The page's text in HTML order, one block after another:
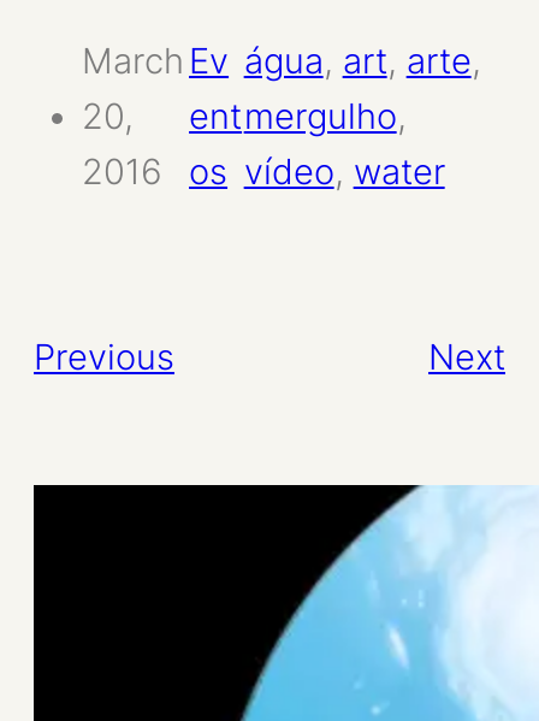
March
20,
2016
Ev
ent
os
água, art, arte
mergulho
vídeo, water
Previous Next